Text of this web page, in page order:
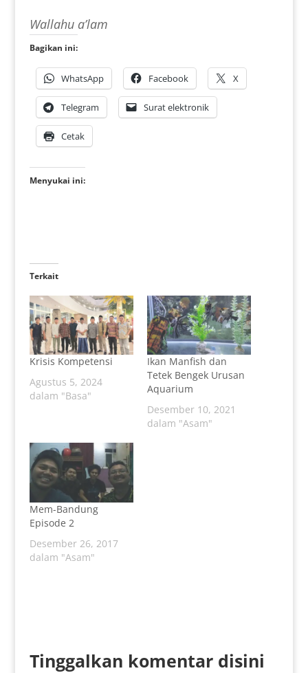
Wallahu a’lam
Bagikan ini:
WhatsApp Facebook X
Telegram Surat elektronik
Cetak
Menyukai ini:
Terkait
Krisis Kompetensi
Agustus 5, 2024
dalam "Basa"
Ikan Manfish dan
Tetek Bengek Urusan
Aquarium
Desember 10, 2021
dalam "Asam"
Mem-Bandung
Episode 2
Desember 26, 2017
dalam "Asam"
Tinggalkan komentar disini